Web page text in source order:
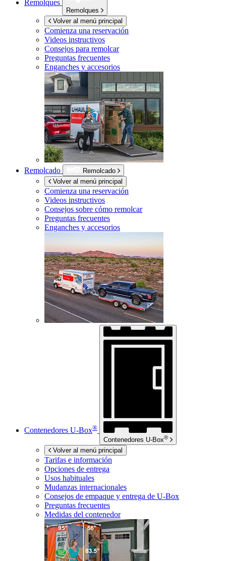
Remolques
Remolques
Volver al menú principal
Comienza una reservación
Videos instructivos
Consejos para remolcar
Preguntas frecuentes
Enganches y accesorios
Remolcado
Remolcado
Volver al menú principal
Comienza una reservación
Videos instructivos
Consejos sobre cómo remolcar
Preguntas frecuentes
Enganches y accesorios
Contenedores U-Box®
Contenedores U-Box®
Volver al menú principal
Tarifas e información
Opciones de entrega
Usos habituales
Mudanzas internacionales
Consejos de empaque y entrega de U-Box
Preguntas frecuentes
Medidas del contenedor